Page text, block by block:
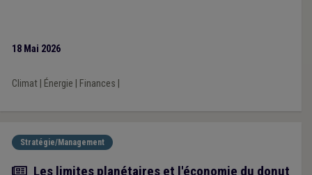
18 Mai 2026
Climat| Énergie Finances
Stratégie/Management
Article
Les limites planétaires et l'économie du donut